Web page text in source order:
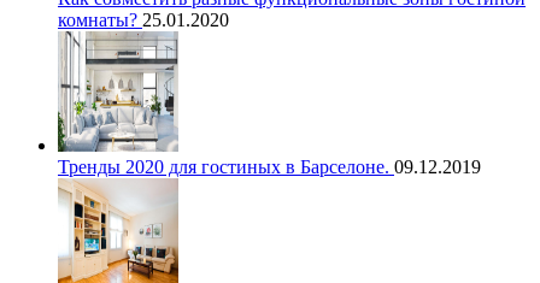
комнаты? 25.01.2020
Тренды 2020 для гостиных в Барселоне. 09.12.2019